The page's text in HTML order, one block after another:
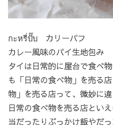
กะหรี่ปั๊บ カリーパフ
カレー風味のパイ生地包み
タイは日常的に屋台で食べ
も「日常の食べ物」を売る
物」を売る店って、微妙に違
日常の食べ物を売る店とい
当だったりぶっかけ飯やだっ